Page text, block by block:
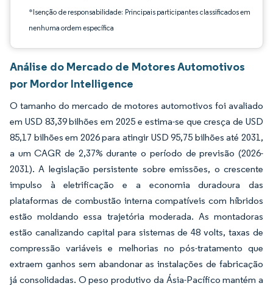
*Isenção de responsabilidade: Principais participantes classificados em
nenhuma ordem específica
Análise do Mercado de Motores Automotivos
por Mordor Intelligence
O tamanho do mercado de motores automotivos foi avaliado
em USD 83,39 bilhões em 2025 e estima-se que cresça de USD
85,17 bilhões em 2026 para atingir USD 95,75 bilhões até 2031,
a um CAGR de 2,37% durante o período de previsão (2026-
2031). A legislação persistente sobre emissões, o crescente
impulso à eletrificação e a economia duradoura das
plataformas de combustão interna compatíveis com híbridos
estão moldando essa trajetória moderada. As montadoras
estão canalizando capital para sistemas de 48 volts, taxas de
compressão variáveis e melhorias no pós-tratamento que
extraem ganhos sem abandonar as instalações de fabricação
já consolidadas. O peso produtivo da Ásia-Pacífico mantém a